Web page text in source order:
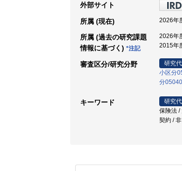
外部サイト
所属 (現在) 2026年
所属 (過去の研究課題
情報に基づく) *注記
2026年
2015年
審査区分/研究分野
研究
小区分
分
キーワード
研究
保険法 /
契約 /